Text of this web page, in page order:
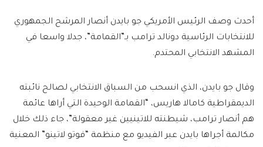
أحدث وصف الرئيس الأمريكي جو بايدن أنصار المرشح الجمهوري
للانتخابات الرئاسية دونالد ترامب بـ”القمامة”، جدلا واسعا في
المشهد الانتخابي المحتدم.
وقال جو بايدن، الذي انسحب من السباق الانتخابي لصالح نائبته
الديمقراطية كامالا هاريس، “القمامة الوحيدة التي أراها عائمة
هم أنصار ترامب، شيطنته للاتينيين غير معقولة”، جاء ذلك خلال
مكالمة أجراها بايدن عبر الفيديو مع منظمة “فوتو لاتينو” المعنية